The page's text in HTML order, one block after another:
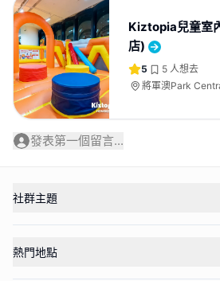
Kiztopia兒童室
店)
5 5 人想去
將軍澳Park
發表第一個留言...
社群主題
熱門地點